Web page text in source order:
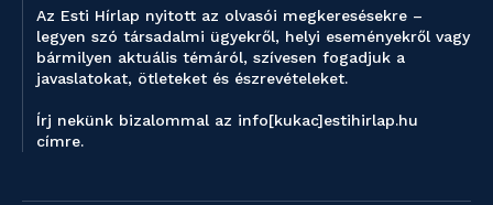
Az Esti Hírlap nyitott az olvasói megkeresésekre –
legyen szó társadalmi ügyekről, helyi eseményekről vagy
bármilyen aktuális témáról, szívesen fogadjuk a
javaslatokat, ötleteket és észrevételeket.
Írj nekünk bizalommal az info[kukac]estihirlap.hu
címre.